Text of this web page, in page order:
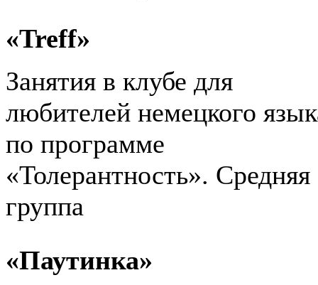
«Treff»
Занятия в клубе для
любителей немецкого
по программе
«Толерантность». Средняя
группа
«Паутинка»